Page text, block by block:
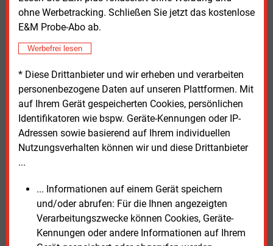
ohne Werbetracking. Schließen Sie jetzt das kostenlose
E&M Probe-Abo ab.
Werbefrei lesen
* Diese Drittanbieter und wir erheben und verarbeiten
personenbezogene Daten auf unseren Plattformen. Mit
auf Ihrem Gerät gespeicherten Cookies, persönlichen
Identifikatoren wie bspw. Geräte-Kennungen oder IP-
Adressen sowie basierend auf Ihrem individuellen
Nutzungsverhalten können wir und diese Drittanbieter
...
... Informationen auf einem Gerät speichern
und/oder abrufen: Für die Ihnen angezeigten
Verarbeitungszwecke können Cookies, Geräte-
Kennungen oder andere Informationen auf Ihrem
Abschluss des Gesetzgebungsverfahrens, damit
Inverkehrbringer frühzeitig Planungssicherheit
erhalten.
Elmar Kühn, Hauptgeschäftsführer von UNITI
Bundesverband Energie Mittelstand, erklärte wörtlich:
„Eine ambitionierte Fortentwicklung der THG-Quote
würde dazu beitragen, die Nachfrage nach
regenerativen Kraftstoffen nachhaltig zu befördern.
Eine regulatorische Fessel, die die Kraftstoffwende
im Straßenverkehr bislang maßgeblich aufhält,
Der Geschäftsführer des Verbands der Deutschen
Biokraftstoffindustrie (VDB), Elmar Baumann, verwies
darauf, dass der Wegfall der Doppelanrechnung für